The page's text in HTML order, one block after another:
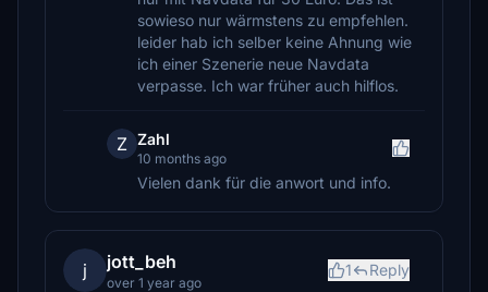
sowieso nur wärmstens zu empfehlen.
leider hab ich selber keine Ahnung wie
ich einer Szenerie neue Navdata
verpasse. Ich war früher auch hilflos.
Z Zahl
10 months ago
Vielen dank für die anwort und info.
j jott_beh
over 1 year ago
1 Reply